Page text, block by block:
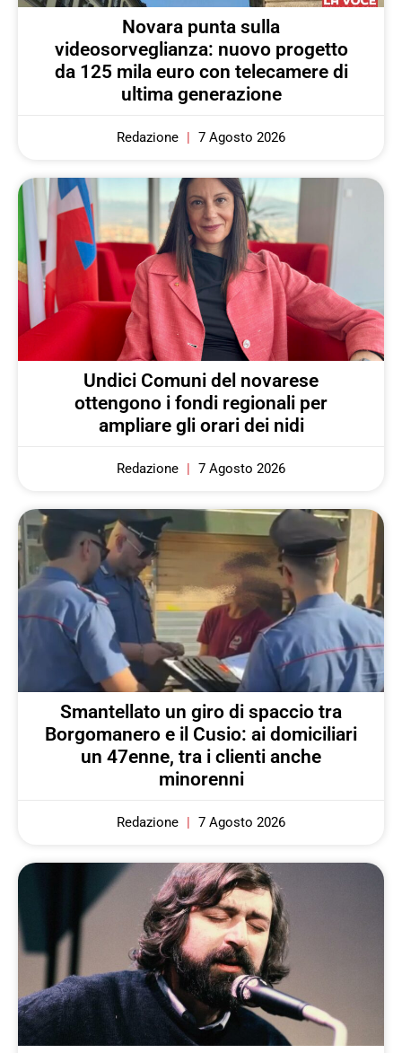
Novara punta sulla
videosorveglianza: nuovo progetto
da 125 mila euro con telecamere di
ultima generazione
Redazione 7 Agosto 2026
Undici Comuni del novarese
ottengono i fondi regionali per
ampliare gli orari dei nidi
Redazione 7 Agosto 2026
Smantellato un giro di spaccio tra
Borgomanero e il Cusio: ai domiciliari
un 47enne, tra i clienti anche
minorenni
Redazione 7 Agosto 2026